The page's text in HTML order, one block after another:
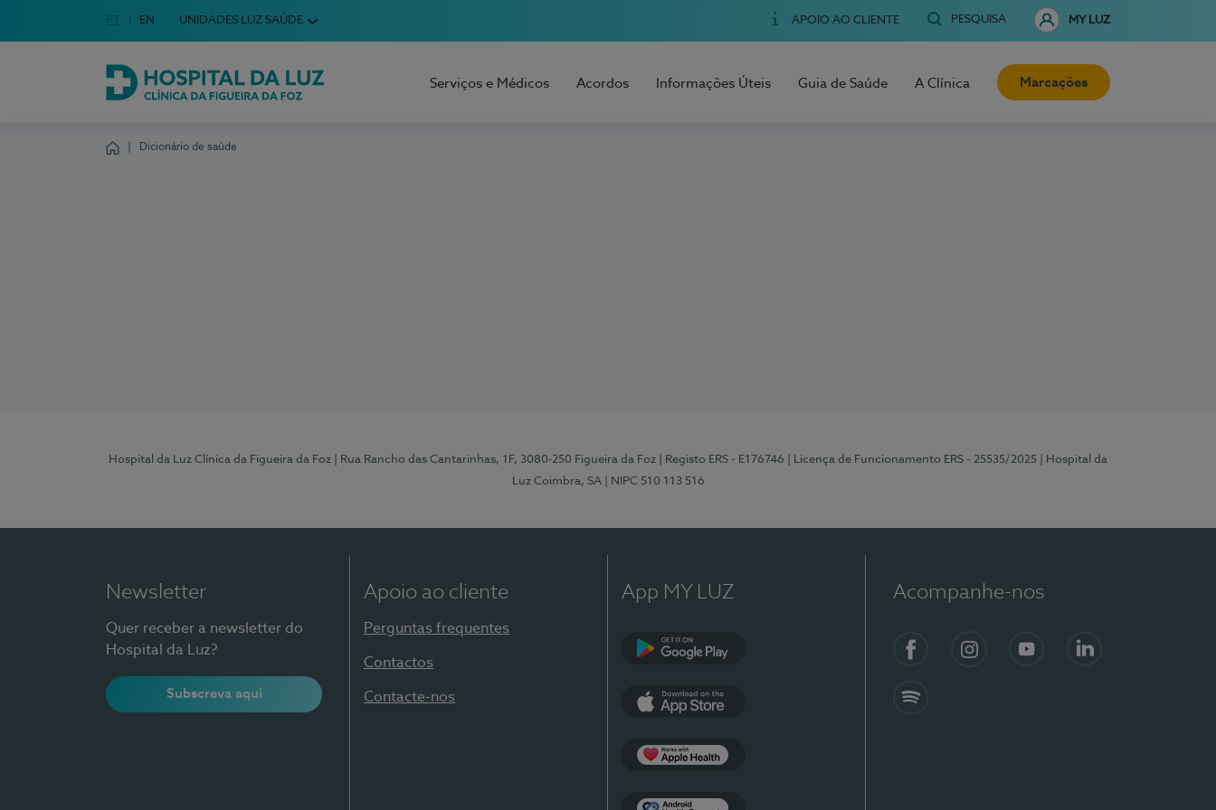
Escolha o seu idioma
Idioma em Português
PT English Language
EN UNIDADES LUZ SAÚDE APOIO AO CLIENTE PESQUISA MY LUZ
Hospital da Luz Clínica da Figueira da Foz
Serviços e Médicos Acordos Informações Úteis Guia de Saúde A Clínica Marcações
Dicionário de saúde
Hospital da Luz Clínica da Figueira da Foz | Rua Rancho das Cantarinhas, 1F, 3080-250 Figueira da Foz | Registo ERS - E176746 | Licença de Funcionamento ERS - 25535/2025
| Hospital da
Luz Coimbra, SA
| NIPC 510 113 516
Newsletter
Quer receber a newsletter do
Hospital da Luz?
Subscreva aqui
Apoio ao cliente
Perguntas frequentes
Contactos
Contacte-nos
App MY LUZ Acompanhe-nos